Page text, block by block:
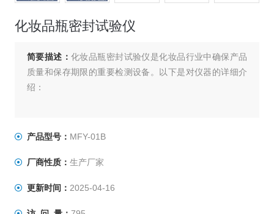
化妆品瓶密封试验仪
简要描述：化妆品瓶密封试验仪是化妆品行业中确保产品
质量和保存期限的重要检测设备。以下是对仪器的详细介
绍：
产品型号： MFY-01B
厂商性质： 生产厂家
更新时间： 2025-04-16